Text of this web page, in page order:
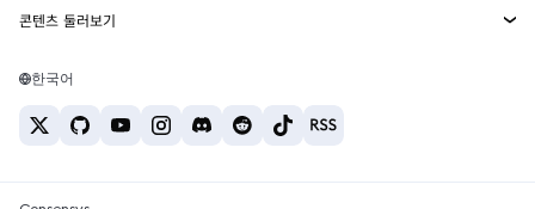
웹3 서비스
고객 지원
채용
테더 가격
USDT를 INR로 환전
BTC를 INR로 환전
ETH를 USDT로 환전
ETH 매수
USDT 매수
콘텐츠 둘러보기
솔라나 지갑
한국어